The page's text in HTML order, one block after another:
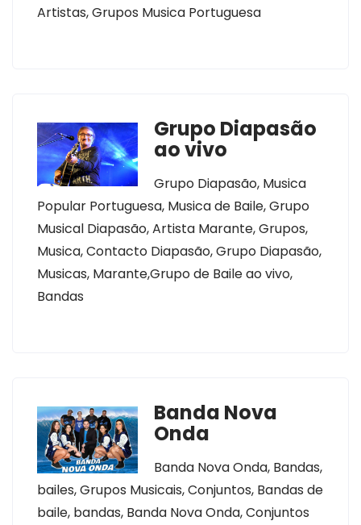
Artistas, Grupos Musica Portuguesa
Grupo Diapasão
ao vivo
Grupo Diapasão, Musica
Popular Portuguesa, Musica de Baile, Grupo
Musical Diapasão, Artista Marante, Grupos,
Musica, Contacto Diapasão, Grupo Diapasão,
Musicas, Marante,Grupo de Baile ao vivo,
Bandas
Banda Nova
Onda
Banda Nova Onda, Bandas,
bailes, Grupos Musicais, Conjuntos, Bandas de
baile, bandas, Banda Nova Onda, Conjuntos